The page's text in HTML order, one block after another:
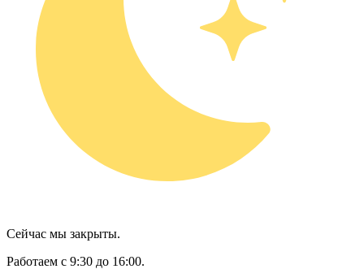
Сейчас мы закрыты.
Работаем с 9:30 до 16:00.